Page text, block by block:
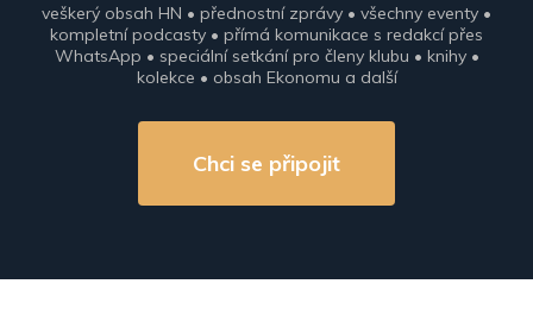
veškerý obsah HN • přednostní zprávy • všechny eventy •
kompletní podcasty • přímá komunikace s redakcí přes
WhatsApp • speciální setkání pro členy klubu • knihy •
kolekce • obsah Ekonomu a další
Chci se připojit